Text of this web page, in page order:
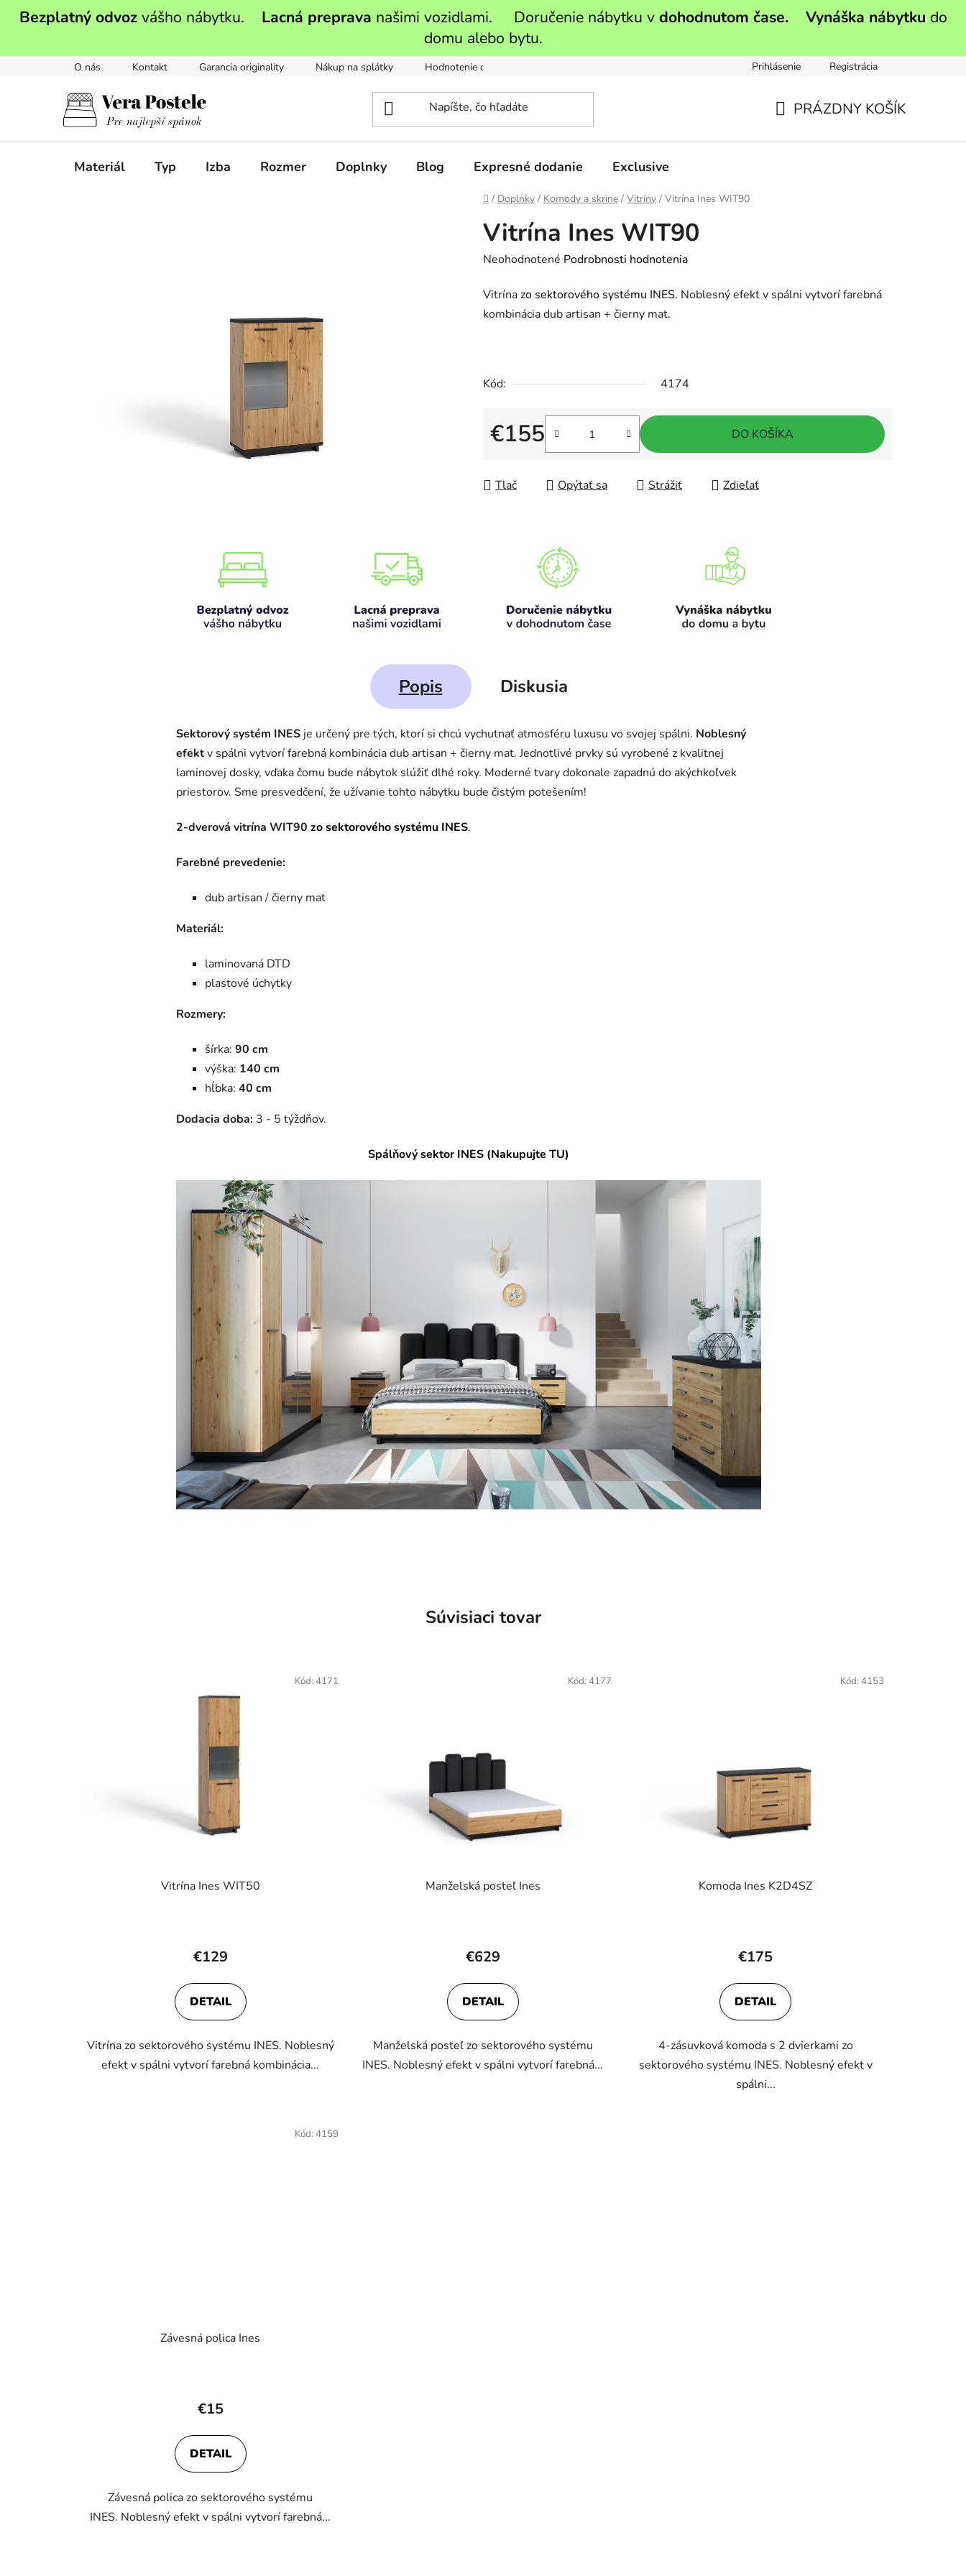
Bezplatný odvozvášho nábytku. Lacná preprava našimi vozidlami. Doručenie nábytku v dohodnutom čase. Vynáška nábytku do
domu alebo bytu.
O nás Kontakt Garancia originality Nákup na splátky Hodnotenie obchodu Prihlásenie Registrácia
PRÁZDNY KOŠÍK
Materiál Typ Izba Rozmer Doplnky Blog Expresné dodanie Exclusive
Domov
/ Doplnky / Komody a skrine / Vitríny / Vitrína Ines WIT90
Vitrína Ines WIT90
Priemerné
produktu
je
5
Neohodnotené Podrobnosti hodnotenia
Vitrínazo sektorového systému INES. Noblesný efekt v spálni vytvorí farebná
kombinácia dub artisan + čierny mat.
Kód: 4174
€155
Jednotková cena:
DO KOŠÍKA
Tlač Opýtať sa Strážiť Zdieľať
Popis Diskusia
Sektorový systém INESje určený pre tých, ktorí si chcú vychutnať atmosféru luxusu vo svojej spálni. Noblesný
efektv spálni vytvorí farebná kombinácia dub artisan + čierny mat. Jednotlivé prvky sú vyrobené z kvalitnej
laminovej dosky, vďaka čomu bude nábytok slúžiť dlhé roky. Moderné tvary dokonale zapadnú do akýchkoľvek
priestorov. Sme presvedčení, že užívanie tohto nábytku bude čistým potešením!
2-dverová vitrína WIT90zo sektorového systému INES.
Farebné prevedenie:
dub artisan / čierny mat
Materiál:
laminovaná DTD
plastové úchytky
Rozmery:
šírka:90 cm
výška: 140 cm
hĺbka:40 cm
Dodacia doba: 3 - 5 týždňov.
Spálňový sektor INES (Nakupujte TU)
Súvisiaci tovar
Vitrína Ines WIT50
€129
DETAIL
Vitrína zo sektorového systému INES. Noblesný
efekt v spálni vytvorí farebná kombinácia...
Kód:4171
Manželská posteľ Ines
hodnotenie
je
5,0
5
hviezdičiek.
€629
DETAIL
Manželská posteľ zo sektorového systému
INES. Noblesný efekt v spálni vytvorí farebná...
Kód: 4177
Komoda Ines K2D4SZ
hodnotenie
je
5,0
5
hviezdičiek.
€175
DETAIL
4-zásuvková komoda s 2 dvierkami zo
sektorového systému INES. Noblesný efekt v
spálni...
Kód: 4153
Závesná polica Ines
€15
DETAIL
Závesná polica zo sektorového systému
INES. Noblesný efekt v spálni vytvorí farebná...
Kód:4159